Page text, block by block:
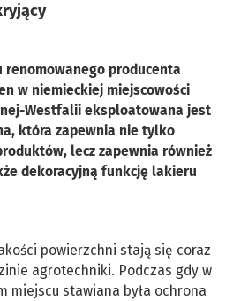
renomowanego producenta
w niemieckiej miejscowości
Westfalii eksploatowana jest
która zapewnia nie tylko
lecz zapewnia również
dekoracyjną funkcję lakieru
powierzchni stają się coraz
agrotechniki. Podczas gdy w
miejscu stawiana była ochrona